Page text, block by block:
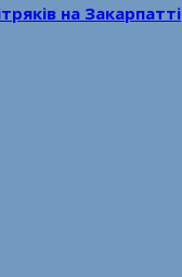
на Закарпатті